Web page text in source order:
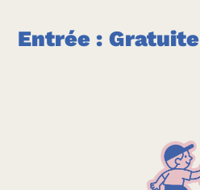
Entrée : Gratuite